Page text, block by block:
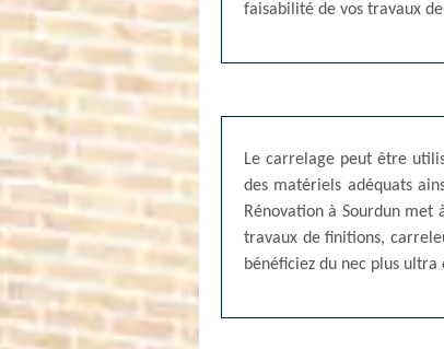
faisabilité de vos travaux
Le carrelage peut être
des matériels adéquats
Rénovation à Sourdun met
travaux de finitions,
bénéficiez du nec plus